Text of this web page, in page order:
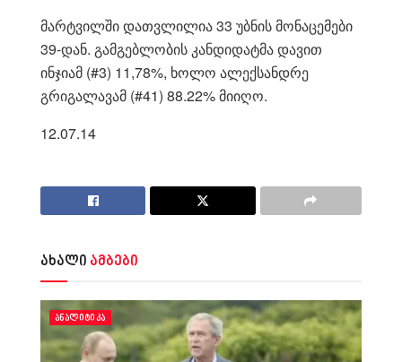
მარტვილში დათვლილია 33 უბნის მონაცემები
39-დან. გამგებლობის კანდიდატმა დავით
ინჯიამ (#3) 11,78%, ხოლო ალექსანდრე
გრიგალავამ (#41) 88.22% მიიღო.
12.07.14
ახალი ამბები
ᲐᲜᲐᲚᲘᲢᲘᲙᲐ